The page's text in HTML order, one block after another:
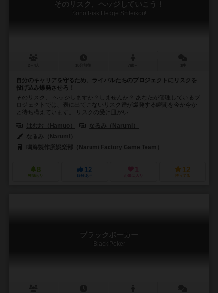
そのリスク、ヘッジしていこう！
Sono Risk Hedge Shiteikou!
自分のキャリアを守るため、ライバルたちのプロジェクトにリスクを
投げ込み爆発させろ！
そのリスク、 ヘッジしますか？しませんか？ あなたが管理しているプ
ロジェクトでは、表に出てこないリスク達が爆発する瞬間を今か今か
と待ち構えています。 リスクの受け皿がい...
はむお（Hamuo）
なるみ（Narumi）
なるみ（Narumi）
鳴海製作所娯楽部（Narumi Factory Game Team）
8
興味あり
12
経験あり
1
お気に入り
12
持ってる
ブラックポーカー
Black Poker